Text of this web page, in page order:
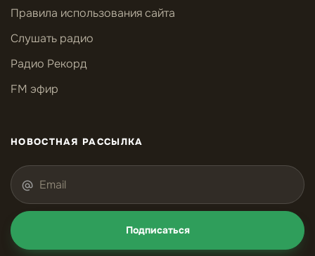
Правила использования сайта
Слушать радио
Радио Рекорд
FM эфир
НОВОСТНАЯ РАССЫЛКА
Подписаться